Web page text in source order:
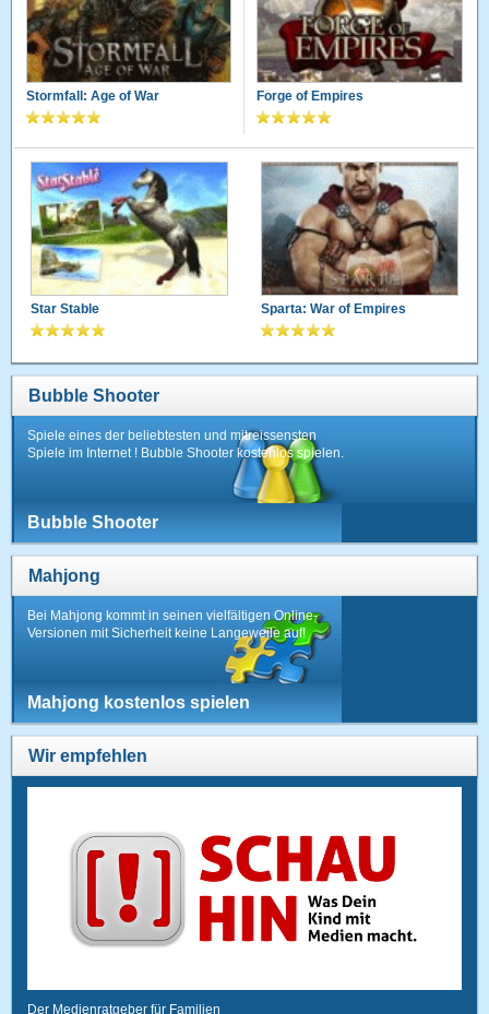
Stormfall: Age of War Forge of Empires
Star Stable Sparta: War of Empires
Bubble Shooter
Spiele eines der beliebtesten und mitreissensten
Spiele im Internet ! Bubble Shooter kostenlos spielen.
Bubble Shooter
Mahjong
Bei Mahjong kommt in seinen vielfältigen Online-
Versionen mit Sicherheit keine Langeweile auf!
Mahjong kostenlos spielen
Wir empfehlen
Der Medienratgeber für Familien